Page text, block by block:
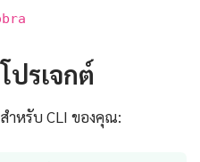
ปรเจกต์
สำหรับ CLI ของคุณ: